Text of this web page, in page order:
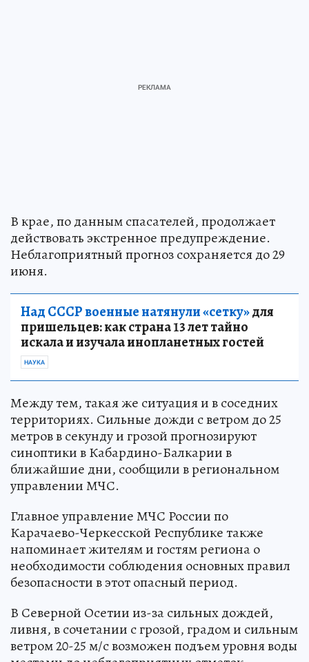
В крае, по данным спасателей, продолжает
действовать экстренное предупреждение.
Неблагоприятный прогноз сохраняется до 29
июня.
Над СССР военные натянули «сетку»для
пришельцев: как страна 13 лет тайно
искала и изучала инопланетных гостей
НАУКА
Между тем, такая же ситуация и в соседних
территориях. Сильные дожди с ветром до 25
метров в секунду и грозой прогнозируют
синоптики в Кабардино-Балкарии в
ближайшие дни, сообщили в региональном
управлении МЧС.
Главное управление МЧС России по
Карачаево-Черкесской Республике также
напоминает жителям и гостям региона о
необходимости соблюдения основных правил
безопасности в этот опасный период.
В Северной Осетии из-за сильных дождей,
ливня, в сочетании с грозой, градом и сильным
ветром 20-25 м/с возможен подъем уровня воды